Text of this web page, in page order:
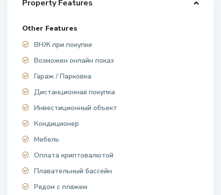
Property Features
Other Features
ВНЖ при покупке
Возможен онлайн показ
Гараж / Парковка
Дистанционная покупка
Инвестиционный объект
Кондиционер
Мебель
Оплата криптовалютой
Плавательный бассейн
Рядом с пляжем